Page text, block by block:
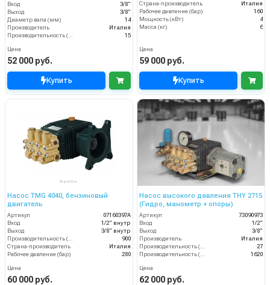
Вход
3/8"
Выход
3/8"
Диаметр вала (мм)
14
Производитель
Италия
15
Цена
52 000 руб.
Купить
Страна-производитель
Италия
Рабочее давление (бар)
160
Мощность (кВт)
4
Масса (кг)
6
Цена
59 000 руб.
Купить
Насос TMG 4040, бензиновый
двигатель
Артикул
07160397A
Вход
1/2" внутр
Выход
3/8" внутр
900
Страна-производитель
Италия
Рабочее давление (бар)
280
Цена
60 000 руб.
Насос высокого давления THY 2715
(Гидро, манометр + опоры)
Артикул
73090973
Вход
1/2"
Выход
3/8"
Производитель
Италия
27
1620
Цена
62 000 руб.